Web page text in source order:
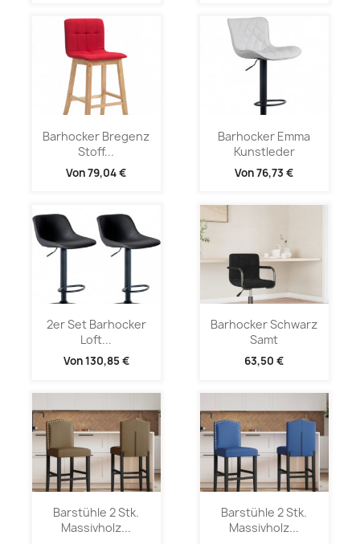
Barhocker Bregenz
Stoff...
Von79,04 €
Barhocker Emma
Kunstleder
Von76,73 €
2er Set Barhocker
Loft...
Von130,85 €
Barhocker Schwarz
Samt
63,50 €
Barstühle 2 Stk.
Massivholz...
Barstühle 2 Stk.
Massivholz...